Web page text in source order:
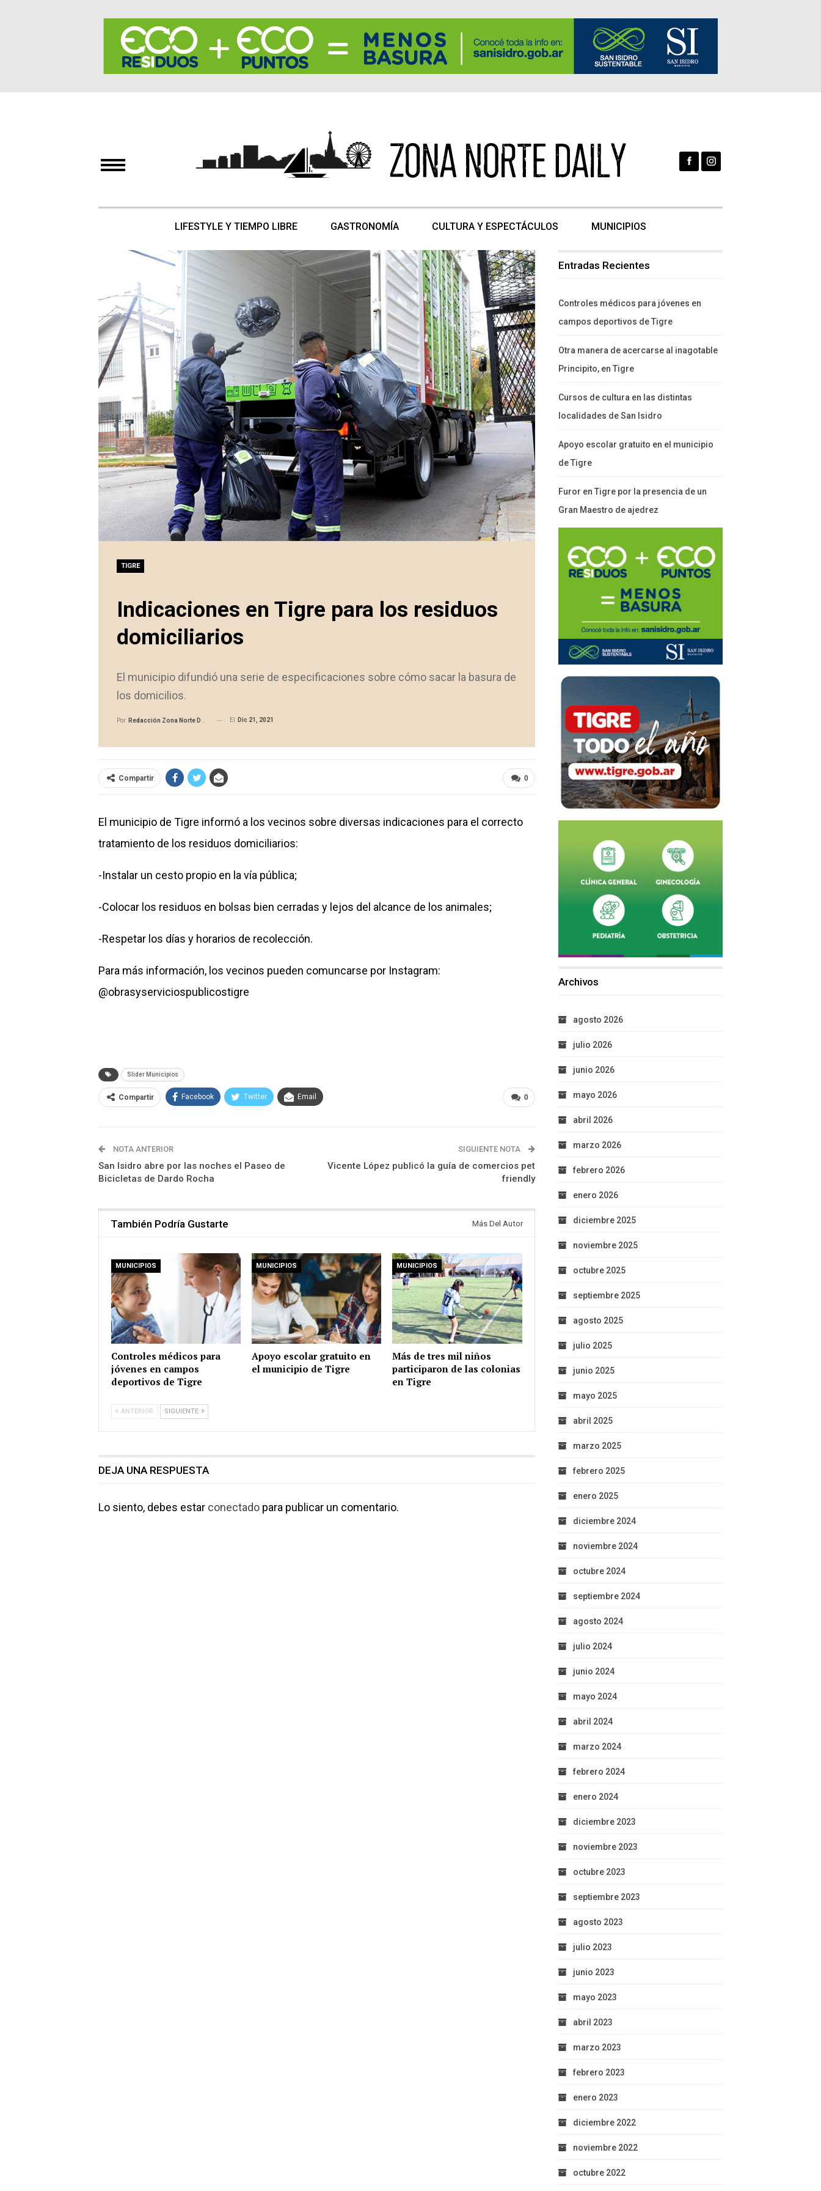
LIFESTYLE Y TIEMPO LIBRE GASTRONOMÍA CULTURA Y ESPECTÁCULOS MUNICIPIOS
TIGRE
Indicaciones en Tigre para los residuos
domiciliarios
El municipio difundió una serie de especificaciones sobre cómo sacar la basura de
los domicilios.
Por Redacción Zona Norte Daily El Dic 21, 2021
0
Compartir
El municipio de Tigre informó a los vecinos sobre diversas indicaciones para el correcto
tratamiento de los residuos domiciliarios:
-Instalar un cesto propio en la vía pública;
-Colocar los residuos en bolsas bien cerradas y lejos del alcance de los animales;
-Respetar los días y horarios de recolección.
Para más información, los vecinos pueden comuncarse por Instagram:
@obrasyserviciospublicostigre
Slider Municipios
0
Compartir Facebook Twitter Email
NOTA ANTERIOR
San Isidro abre por las noches el Paseo de
Bicicletas de Dardo Rocha
SIGUIENTE NOTA
Vicente López publicó la guía de comercios pet
friendly
También Podría Gustarte Más Del Autor
MUNICIPIOS
Controles médicos para
jóvenes en campos
deportivos de Tigre
MUNICIPIOS
Apoyo escolar gratuito en
el municipio de Tigre
MUNICIPIOS
Más de tres mil niños
participaron de las colonias
en Tigre
ANTERIOR SIGUIENTE
DEJA UNA RESPUESTA
Lo siento, debes estar conectado para publicar un comentario.
Entradas Recientes
Controles médicos para jóvenes en
campos deportivos de Tigre
Otra manera de acercarse al inagotable
Principito, en Tigre
Cursos de cultura en las distintas
localidades de San Isidro
Apoyo escolar gratuito en el municipio
de Tigre
Furor en Tigre por la presencia de un
Gran Maestro de ajedrez
Archivos
agosto 2026
julio 2026
junio 2026
mayo 2026
abril 2026
marzo 2026
febrero 2026
enero 2026
diciembre 2025
noviembre 2025
octubre 2025
septiembre 2025
agosto 2025
julio 2025
junio 2025
mayo 2025
abril 2025
marzo 2025
febrero 2025
enero 2025
diciembre 2024
noviembre 2024
octubre 2024
septiembre 2024
agosto 2024
julio 2024
junio 2024
mayo 2024
abril 2024
marzo 2024
febrero 2024
enero 2024
diciembre 2023
noviembre 2023
octubre 2023
septiembre 2023
agosto 2023
julio 2023
junio 2023
mayo 2023
abril 2023
marzo 2023
febrero 2023
enero 2023
diciembre 2022
noviembre 2022
octubre 2022